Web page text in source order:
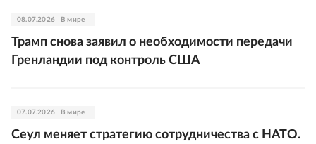
08.07.2026 В мире
Трамп снова заявил о необходимости передачи
Гренландии под контроль США
07.07.2026 В мире
Сеул меняет стратегию сотрудничества с НАТО.